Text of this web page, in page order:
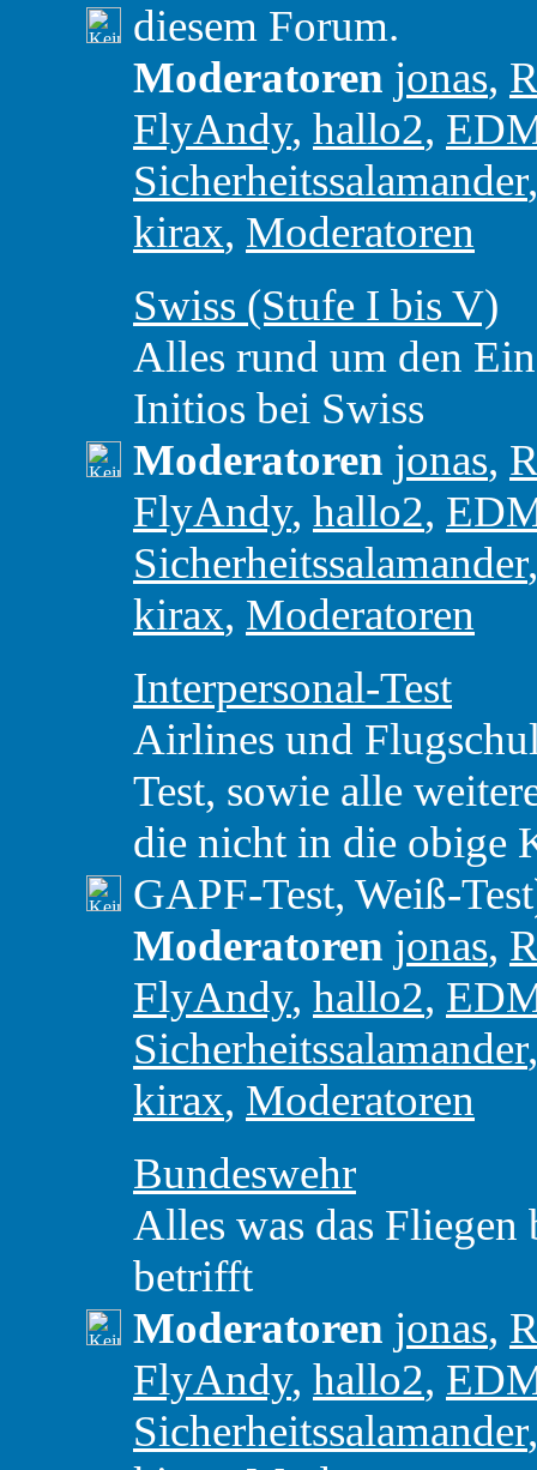
diesem Forum.
Moderatoren jonas,
FlyAndy, hallo2,
Sicherheitssalamander
kirax, Moderatoren
Swiss (Stufe I bis V)
Alles rund um den
Initios bei Swiss
Moderatoren jonas,
FlyAndy, hallo2,
Sicherheitssalamander
kirax, Moderatoren
Interpersonal-Test
Airlines und
Test, sowie alle
die nicht in die obige
GAPF-Test, Weiß-
Moderatoren jonas,
FlyAndy, hallo2,
Sicherheitssalamander
kirax, Moderatoren
Bundeswehr
Alles was das Fliegen
betrifft
Moderatoren jonas,
FlyAndy, hallo2,
Sicherheitssalamander